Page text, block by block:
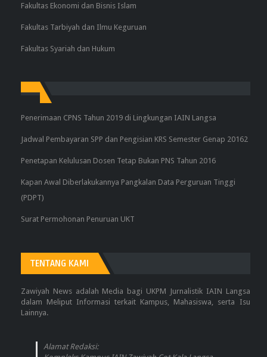
Fakultas Ekonomi dan Bisnis Islam
Fakultas Tarbiyah dan Ilmu Keguruan
Fakultas Syariah dan Hukum
Penerimaan CPNS Tahun 2019 di Lingkungan IAIN Langsa
Jadwal Pembayaran SPP dan Pengisian KRS Semester Genap 20162
Penetapan Kelulusan Dosen Tetap Bukan PNS Tahun 2016
Kapan Awal Diberlakukannya Pangkalan Data Perguruan Tinggi
(PDPT)
Surat Permohonan Penuruan UKT
TENTANG KAMI
Zawiyah News adalah Media bagi UKPM Jurnalistik IAIN Langsa
dalam Meliput Informasi terkait Kampus, Mahasiswa, serta Isu
Lainnya.
Alamat Redaksi: